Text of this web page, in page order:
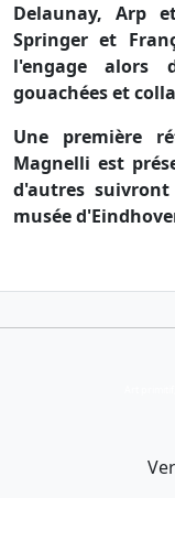
Delaunay, Arp
Springer et
l'engage alors
gouachées et
Une première
Magnelli est
d'autres
musée